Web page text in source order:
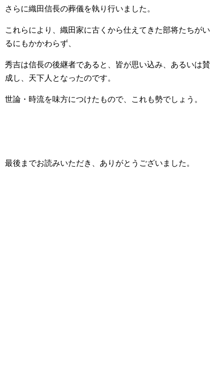
さらに織田信長の葬儀を執り行いました。
これらにより、織田家に古くから仕えてきた部将たちがい
るにもかかわらず、
秀吉は信長の後継者であると、皆が思い込み、あるいは賛
成し、天下人となったのです。
世論・時流を味方につけたもので、これも勢でしょう。
最後までお読みいただき、ありがとうございました。